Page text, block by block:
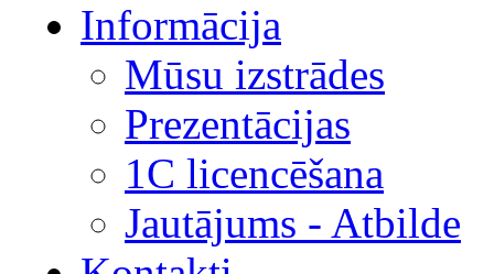
Informācija
Mūsu izstrādes
Prezentācijas
1С licencēšana
Jautājums - Atbilde